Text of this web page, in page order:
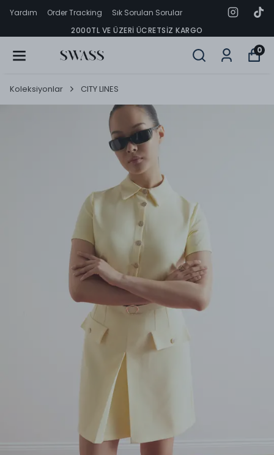
Yardım Order Tracking
Sık Sorulan Sorular
2000TL VE ÜZERI ÜCRETSIZ KARGO
0
Koleksiyonlar CITY LINES